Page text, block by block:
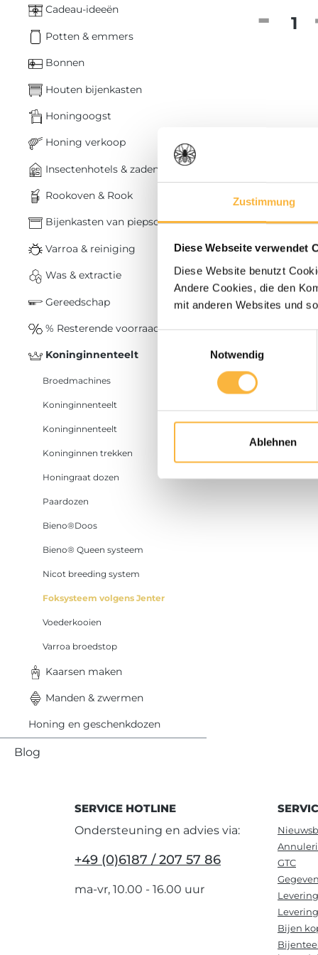
Zustimmung
Diese Webseite verwendet
Diese Website benutzt
Andere Cookies, die den
mit anderen Websites und
Notwendig
Ablehnen
Cadeau-ideeën
Potten & emmers
Bonnen
Houten bijenkasten
Honingoogst
Honing verkoop
Insectenhotels & zaden
Rookoven & Rook
Bijenkasten van piepschuim
Varroa & reiniging
Was & extractie
Gereedschap
% Resterende voorraad %
Koninginnenteelt
Broedmachines
Koninginnenteelt
Koninginnenteelt
Koninginnen trekken
Honingraat dozen
Paardozen
Bieno®Doos
Bieno® Queen systeem
Nicot breeding system
Foksysteem volgens Jenter
Voederkooien
Varroa broedstop
Kaarsen maken
Manden & zwermen
Honing en geschenkdozen
Blog
€ 11,80*
Jenter
Meer
SERVICE HOTLINE
Ondersteuning en advies via:
+49 (0)6187 / 207 57 86
ma-vr, 10.00 - 16.00 uur
GTC
Bijen